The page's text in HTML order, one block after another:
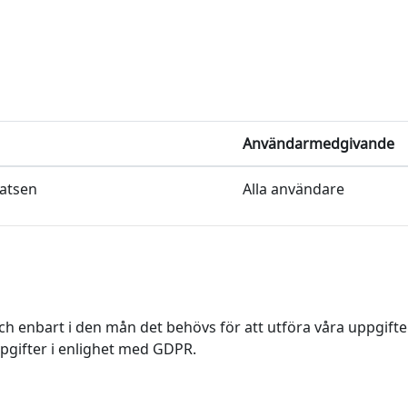
Användarmedgivande
Alla användare
i den mån det behövs för att utföra våra
i enlighet med GDPR.